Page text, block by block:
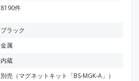
8190件
ブラック
金属
内蔵
別売（マグネットキット「BS-MGK-A」）